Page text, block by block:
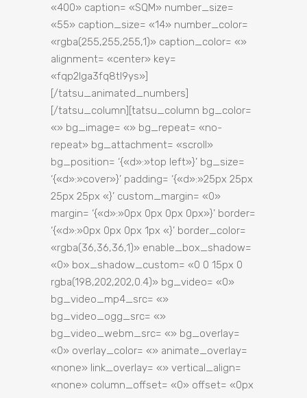
«400» caption= «SQM» number_size=
«55» caption_size= «14» number_color=
«rgba(255,255,255,1)» caption_color= «»
alignment= «center» key=
«fqp2lga3fq8tl9ys»]
[/tatsu_animated_numbers]
[/tatsu_column][tatsu_column bg_color=
«» bg_image= «» bg_repeat= «no-
repeat» bg_attachment= «scroll»
bg_position= ‘{«d»:»top left»}’ bg_size=
‘{«d»:»cover»}’ padding= ‘{«d»:»25px 25px
25px 25px «}’ custom_margin= «0»
margin= ‘{«d»:»0px 0px 0px 0px»}’ border=
‘{«d»:»0px 0px 0px 1px «}’ border_color=
«rgba(36,36,36,1)» enable_box_shadow=
«0» box_shadow_custom= «0 0 15px 0
rgba(198,202,202,0.4)» bg_video= «0»
bg_video_mp4_src= «»
bg_video_ogg_src= «»
bg_video_webm_src= «» bg_overlay=
«0» overlay_color= «» animate_overlay=
«none» link_overlay= «» vertical_align=
«none» column_offset= «0» offset= «0px